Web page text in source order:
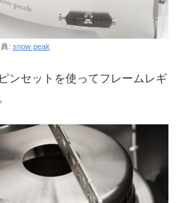
: snow peak
ンセットを使ってフレームレギ